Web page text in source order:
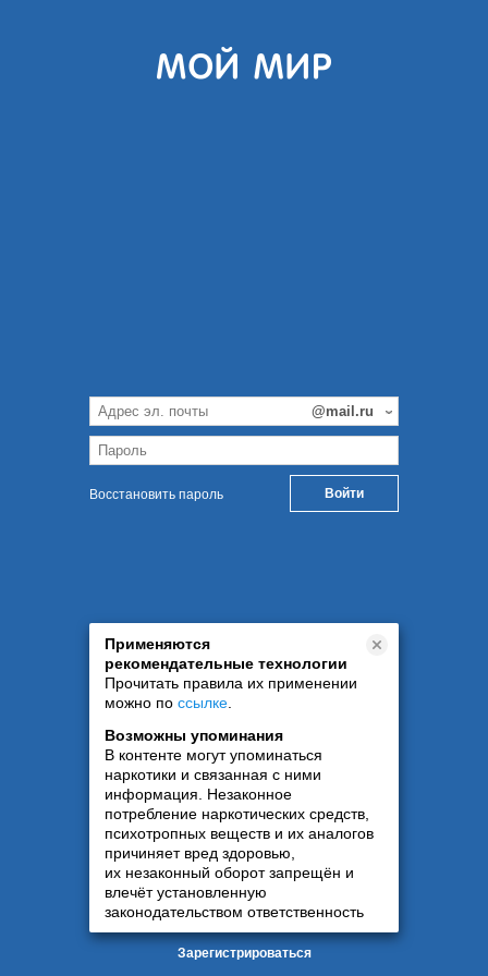
Восстановить пароль
Применяются
рекомендательные технологии
Прочитать правила их применении
можно по ссылке
Возможны упоминания
В контенте могут упоминаться
наркотики и связанная с ними
информация. Незаконное
потребление наркотических средств,
психотропных веществ и их аналогов
причиняет вред здоровью,
их незаконный оборот запрещён и
влечёт установленную
законодательством ответственность
Зарегистрироваться